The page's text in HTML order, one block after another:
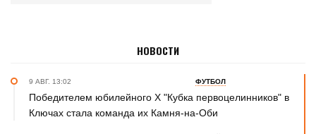
НОВОСТИ
9 АВГ. 13:02 ФУТБОЛ
Победителем юбилейного Х "Кубка первоцелинников" в
Ключах стала команда их Камня-на-Оби